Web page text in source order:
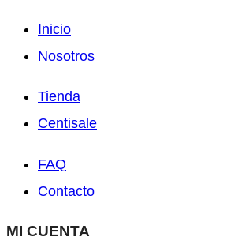
Inicio
Nosotros
Tienda
Centisale
FAQ
Contacto
MI CUENTA